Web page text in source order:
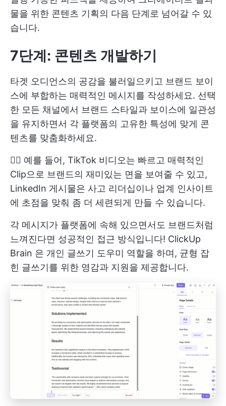
물을 위한 콘텐츠 기획의 다음 단계로 넘어갈 수 있
습니다.
7단계: 콘텐츠 개발하기
타겟 오디언스의 공감을 불러일으키고 브랜드 보이
스에 부합하는 매력적인 메시지를 작성하세요. 선택
한 모든 채널에서 브랜드 스타일과 보이스에 일관성
을 유지하면서 각 플랫폼의 고유한 특성에 맞게 콘
텐츠를 맞춤화하세요.
👉🏼 예를 들어, TikTok 비디오는 빠르고 매력적인
Clip으로 브랜드의 재미있는 면을 보여줄 수 있고,
LinkedIn 게시물은 사고 리더십이나 업계 인사이트
에 초점을 맞춰 좀 더 세련되게 만들 수 있습니다.
각 메시지가 플랫폼에 속해 있으면서도 브랜드처럼
느껴진다면 성공적인 접근 방식입니다! ClickUp
Brain 은 개인 글쓰기 도우미 역할을 하며, 균형 잡
힌 글쓰기를 위한 영감과 지원을 제공합니다.